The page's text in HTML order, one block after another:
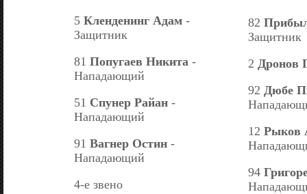
5 Кленденинг Адам -
Защитник
81 Попугаев Никита -
Нападающий
51 Спунер Райан -
Нападающий
91 Вагнер Остин -
Нападающий
4-е звено
82
Защитник
2 Дронов
92 Дюбе
12 Рыков
94